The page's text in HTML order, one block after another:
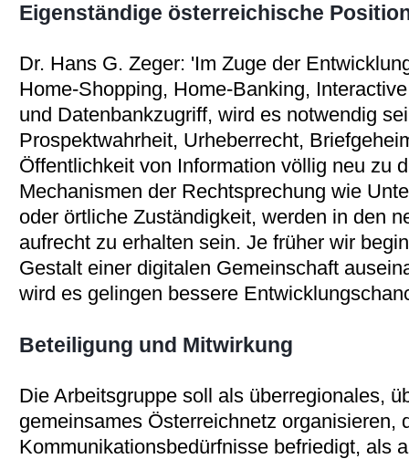
Eigenständige österreichische
Dr. Hans G. Zeger: 'Im Zuge der
Home-Shopping, Home-Banking,
und Datenbankzugriff, wird es notwendig
Prospektwahrheit, Urheberrecht,
Öffentlichkeit von Information völlig neu zu
Mechanismen der Rechtsprechung wie
oder örtliche Zuständigkeit, werden in den
aufrecht zu erhalten sein. Je früher wir
Gestalt einer digitalen Gemeinschaft
wird es gelingen bessere
Beteiligung und Mitwirkung
Die Arbeitsgruppe soll als überregionales,
gemeinsames Österreichnetz organisieren,
Kommunikationsbedürfnisse befriedigt, als